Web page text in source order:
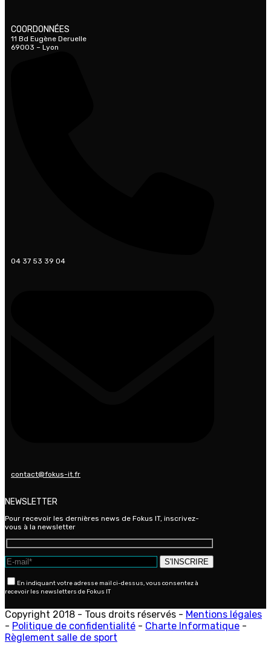
COORDONNÉES
11 Bd Eugène Deruelle
69003 – Lyon
04 37 53 39 04
contact@fokus-it.fr
NEWSLETTER
Pour recevoir les dernières news de Fokus IT, inscrivez-
vous à la newsletter
En indiquant votre adresse mail ci-dessus, vous consentez à
recevoir les newsletters de Fokus IT
Copyright 2018 - Tous droits réservés - Mentions légales
- Politique de confidentialité - Charte Informatique -
Règlement salle de sport